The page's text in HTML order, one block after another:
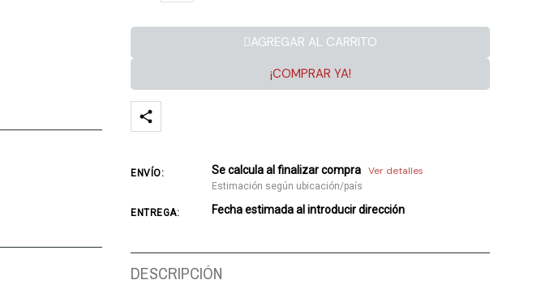
AGREGAR AL CARRITO
¡COMPRAR YA!
ENVÍO: Se calcula al finalizar compra Ver detalles
Estimación según ubicación/país
ENTREGA: Fecha estimada al introducir dirección
DESCRIPCIÓN